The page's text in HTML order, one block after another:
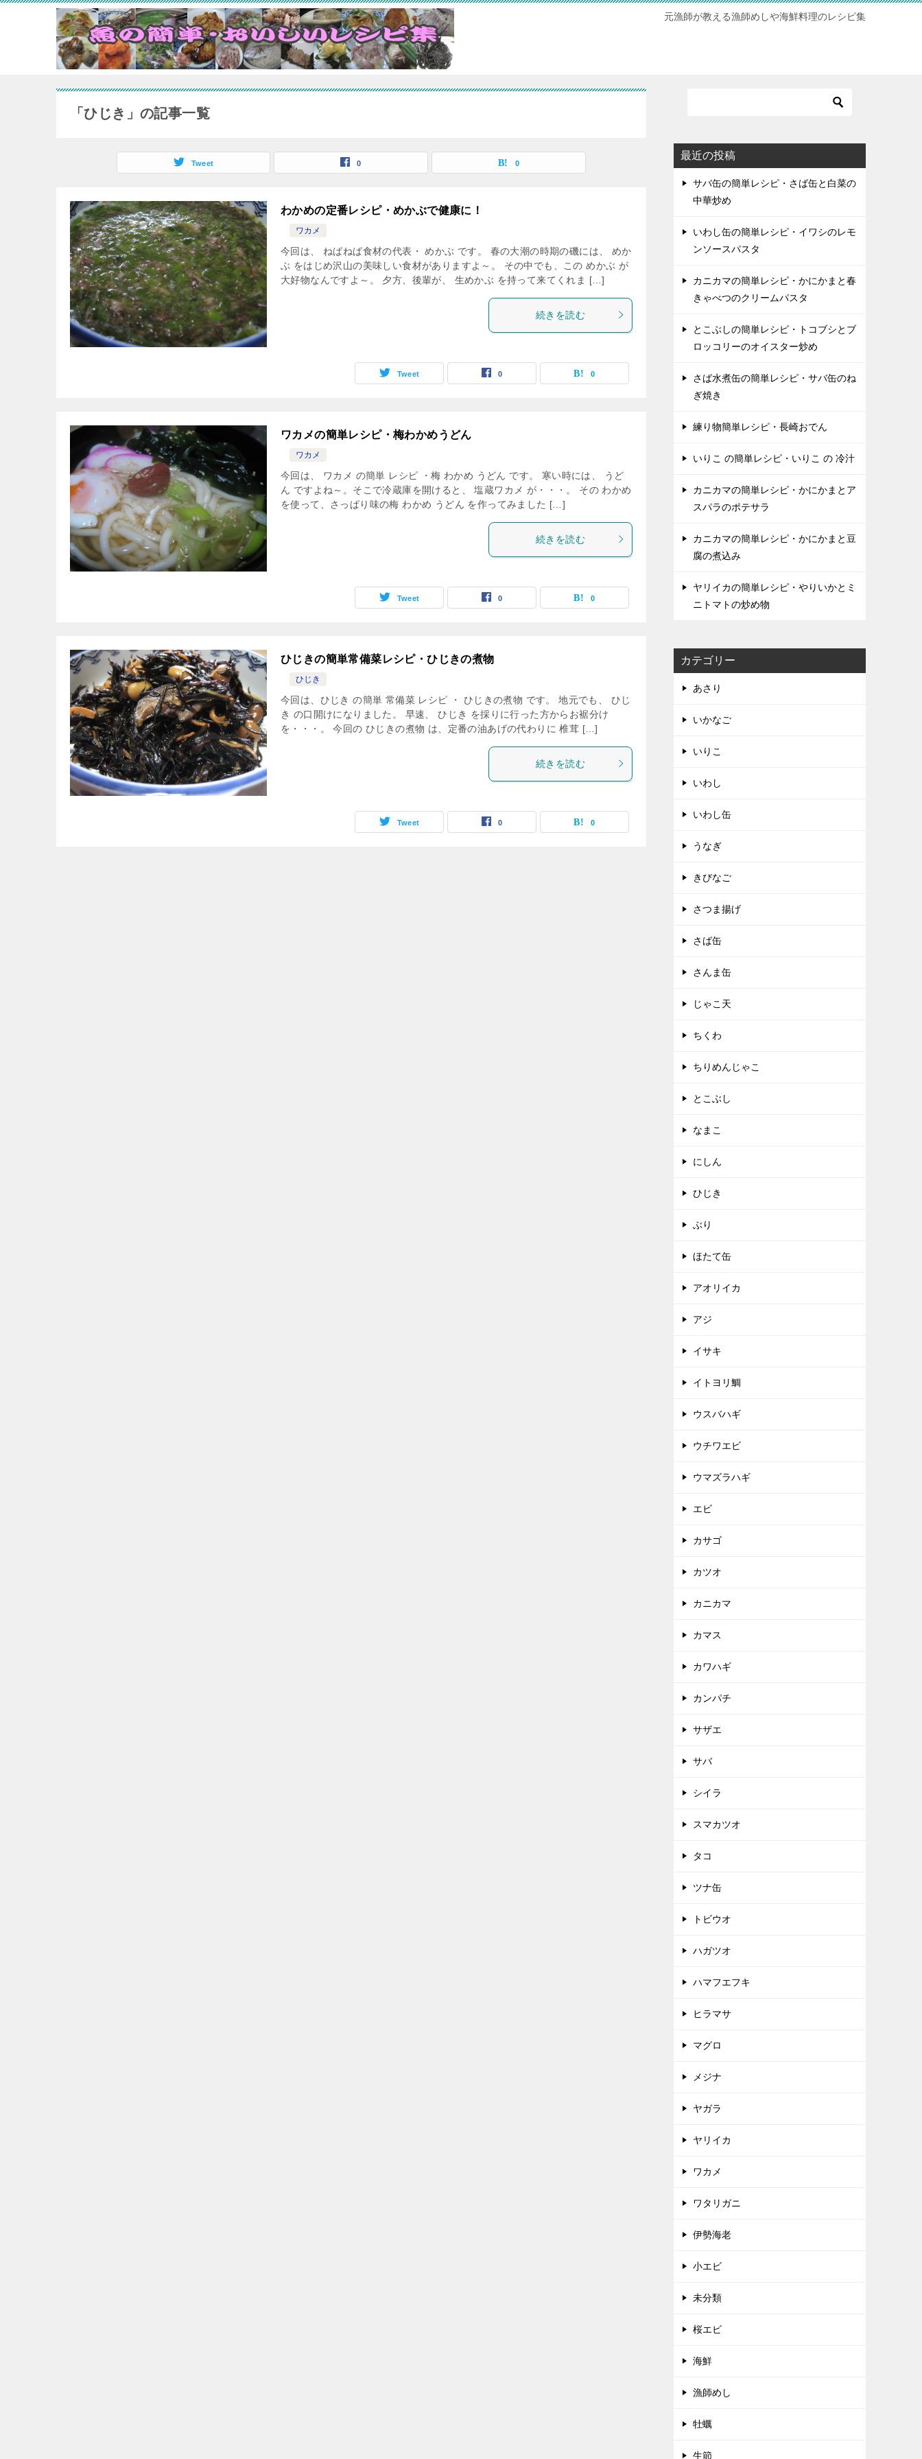
元漁師が教える漁師めしや海鮮料理のレシピ集
「ひじき」の記事一覧
Tweet 0 0
わかめの定番レシピ・めかぶで健康に！
ワカメ
今回は、 ねばねば食材の代表・ めかぶ です。 春の大潮の時期の磯には、 めか
ぶ をはじめ沢山の美味しい食材がありますよ～。 その中でも、この めかぶ が
大好物なんですよ～。 夕方、後輩が、 生めかぶ を持って来てくれま […]
続きを読む
Tweet 0 0
ワカメの簡単レシピ・梅わかめうどん
ワカメ
今回は、 ワカメ の簡単 レシピ ・梅 わかめ うどん です。 寒い時には、 うど
ん ですよね～。そこで冷蔵庫を開けると、 塩蔵ワカメ が・・・。 その わかめ
を使って、さっぱり味の梅 わかめ うどん を作ってみました […]
続きを読む
Tweet 0 0
ひじきの簡単常備菜レシピ・ひじきの煮物
ひじき
今回は、ひじき の簡単 常備菜 レシピ ・ ひじきの煮物 です。 地元でも、 ひじ
き の口開けになりました。 早速、 ひじき を採りに行った方からお裾分け
を・・・。 今回の ひじきの煮物 は、定番の油あげの代わりに 椎茸 […]
続きを読む
Tweet 0 0
最近の投稿
サバ缶の簡単レシピ・さば缶と白菜の
中華炒め
いわし缶の簡単レシピ・イワシのレモ
ンソースパスタ
カニカマの簡単レシピ・かにかまと春
きゃべつのクリームパスタ
とこぶしの簡単レシピ・トコブシとブ
ロッコリーのオイスター炒め
さば水煮缶の簡単レシピ・サバ缶のね
ぎ焼き
練り物簡単レシピ・長崎おでん
いりこ の簡単レシピ・いりこ の 冷汁
カニカマの簡単レシピ・かにかまとア
スパラのポテサラ
カニカマの簡単レシピ・かにかまと豆
腐の煮込み
ヤリイカの簡単レシピ・やりいかとミ
ニトマトの炒め物
カテゴリー
あさり
いかなご
いりこ
いわし
いわし缶
うなぎ
きびなご
さつま揚げ
さば缶
さんま缶
じゃこ天
ちくわ
ちりめんじゃこ
とこぶし
なまこ
にしん
ひじき
ぶり
ほたて缶
アオリイカ
アジ
イサキ
イトヨリ鯛
ウスバハギ
ウチワエビ
ウマズラハギ
エビ
カサゴ
カツオ
カニカマ
カマス
カワハギ
カンパチ
サザエ
サバ
シイラ
スマカツオ
タコ
ツナ缶
トビウオ
ハガツオ
ハマフエフキ
ヒラマサ
マグロ
メジナ
ヤガラ
ヤリイカ
ワカメ
ワタリガニ
伊勢海老
小エビ
未分類
桜エビ
海鮮
漁師めし
牡蠣
生節